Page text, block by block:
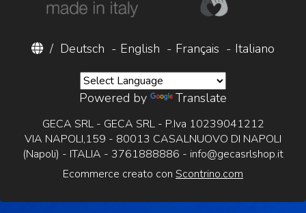
/ Deutsch - English - Français - Italiano
Powered by Translate
GECA SRL - GECA SRL - P.Iva 10239041212
VIA NAPOLI,159 - 80013 CASALNUOVO DI NAPOLI
(Napoli) - ITALIA - 3761888886 - info@gecasrlshop.it
Ecommerce creato con Scontrino.com